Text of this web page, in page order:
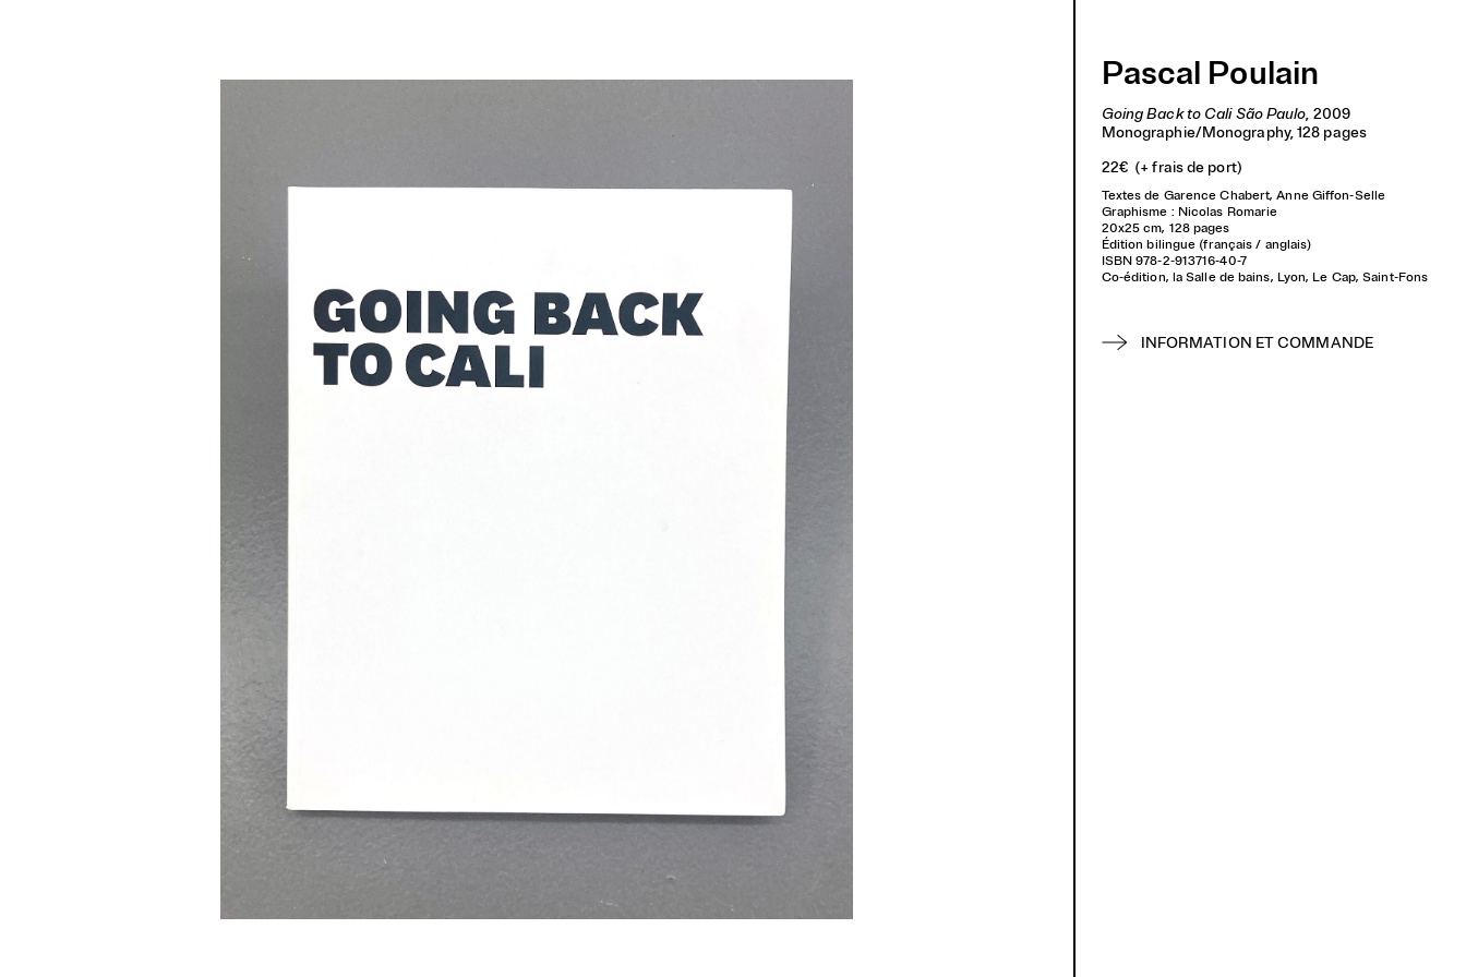
Pascal Poulain
Going Back to Cali São Paulo, 2009
Monographie/Monography, 128 pages
22€ (+ frais de port)
Textes de Garence Chabert, Anne Giffon-Selle
Graphisme : Nicolas Romarie
20x25 cm, 128 pages
Édition bilingue (français / anglais)
ISBN 978-2-913716-40-7
Co-édition, la Salle de bains, Lyon, Le Cap, Saint-Fons
INFORMATION ET COMMANDE